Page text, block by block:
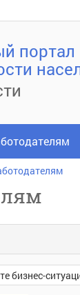
портал
бизнес-